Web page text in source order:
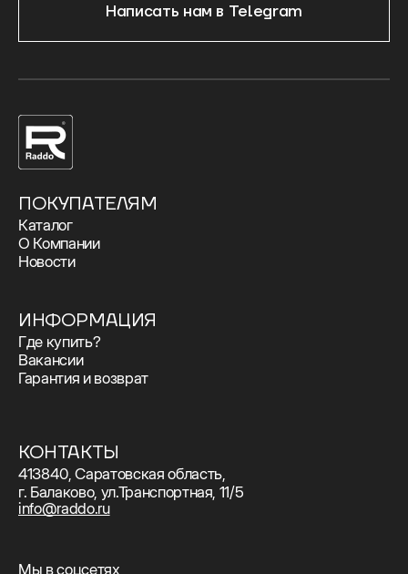
Написать нам в Telegram
Мы в соцсетях
ПОКУПАТЕЛЯМ
Каталог
О Компании
Новости
ИНФОРМАЦИЯ
Где купить?
Вакансии
Гарантия и возврат
КОНТАКТЫ
413840, Саратовская область,
г. Балаково, ул.Транспортная, 11/5
info@raddo.ru